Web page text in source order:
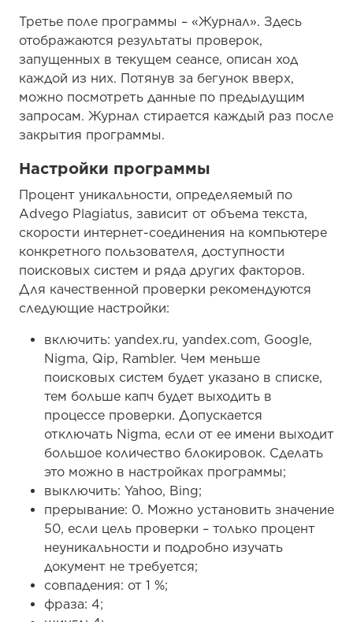
Третье поле программы – «Журнал». Здесь
отображаются результаты проверок,
запущенных в текущем сеансе, описан ход
каждой из них. Потянув за бегунок вверх,
можно посмотреть данные по предыдущим
запросам. Журнал стирается каждый раз после
закрытия программы.
Настройки программы
Процент уникальности, определяемый по
Advego Plagiatus, зависит от объема текста,
скорости интернет-соединения на компьютере
конкретного пользователя, доступности
поисковых систем и ряда других факторов.
Для качественной проверки рекомендуются
следующие настройки:
включить: yandex.ru, yandex.com, Google,
Nigma, Qip, Rambler. Чем меньше
поисковых систем будет указано в списке,
тем больше капч будет выходить в
процессе проверки. Допускается
отключать Nigma, если от ее имени выходит
большое количество блокировок. Сделать
это можно в настройках программы;
выключить: Yahoo, Bing;
прерывание: 0. Можно установить значение
50, если цель проверки – только процент
неуникальности и подробно изучать
документ не требуется;
совпадения: от 1 %;
фраза: 4;